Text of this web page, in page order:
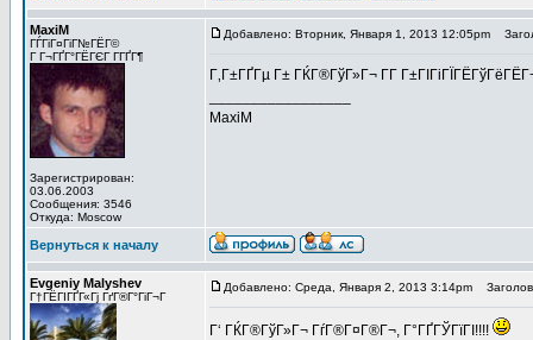
MaxiM
ГЃГіГ¤ГіГ№ГЁГ©
Г Г¬ГҐГ°ГЁГЄГ Г­ГҐГ¶
Зарегистрирован:
03.06.2003
Сообщения: 3546
Откуда: Moscow
Добавлено: Вторник, Января 1, 2013 12:05pm
Г‚Г±ГҐГµ Г± ГЌГ®ГўГ»Г¬ Г­Г
MaxiM
Вернуться к началу
Evgeniy Malyshev
Г†ГЁГІГҐГ«Гј ГґГ®Г°ГіГ¬Г
Добавлено: Среда, Января 2, 2013 3:14pm
Г‘ ГЌГ®ГўГ»Г¬ ГѓГ®Г¤Г®Г¬, Г°ГҐГЎГїГІ!!!!